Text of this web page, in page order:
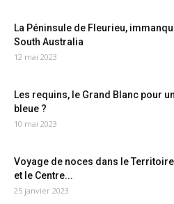
La Péninsule de Fleurieu,
South Australia
12 mai 2023
Les requins, le Grand Blanc pour
bleue ?
10 mai 2023
Voyage de noces dans le
et le Centre...
25 janvier 2023